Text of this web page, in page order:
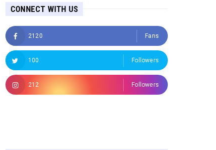
CONNECT WITH US
2120 Fans
100 Followers
212 Followers